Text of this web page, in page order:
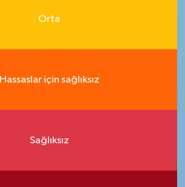
Orta
Hassaslar için sağlıksız
Sağlıksız